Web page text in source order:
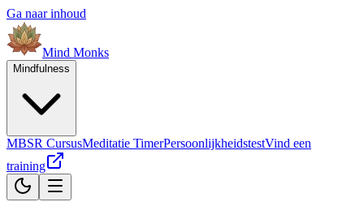
Ga naar inhoud
Mind Monks
Mindfulness
MBSR CursusMeditatie TimerPersoonlijkheidstestVind een
training